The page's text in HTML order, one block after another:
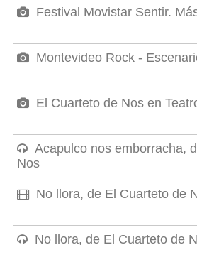
Festival Movistar Sentir.
Montevideo Rock -
El Cuarteto de Nos en
Acapulco nos emborracha,
Nos
No llora, de El Cuarteto de
No llora, de El Cuarteto de